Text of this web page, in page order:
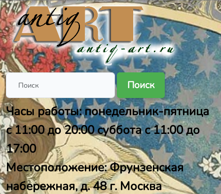
Поиск
Часы работы: понедельник-пятница
с 11:00 до 20:00 суббота с 11:00 до
17:00
Местоположение: Фрунзенская
набережная, д. 48 г. Москва